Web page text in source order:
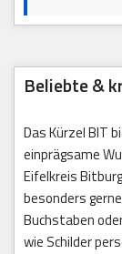
Beliebte &
Das Kürzel BIT
einprägsame
Eifelkreis
besonders
Buchstaben
wie Schilder